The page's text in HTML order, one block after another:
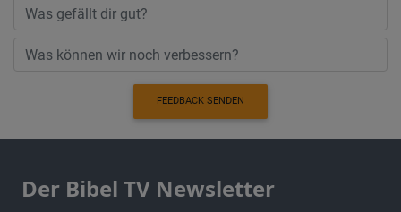
FEEDBACK SENDEN
Der Bibel TV Newsletter